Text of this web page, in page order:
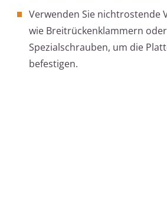
Verwenden Sie nichtrostende
wie Breitrückenklammern oder
Spezialschrauben, um die
befestigen.